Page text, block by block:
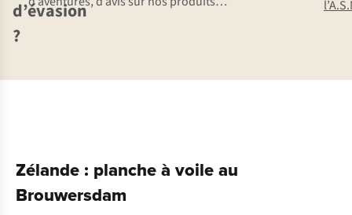
d’évasion
?
Zélande : planche à voile au
Brouwersdam